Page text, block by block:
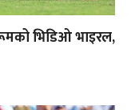
भिडिओ भाइरल,